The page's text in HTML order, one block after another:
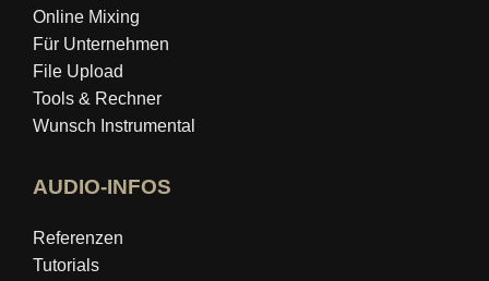
Online Mixing
Für Unternehmen
File Upload
Tools & Rechner
Wunsch Instrumental
AUDIO-INFOS
Referenzen
Tutorials